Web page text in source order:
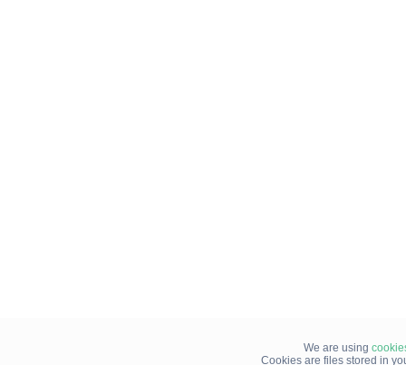
We are using
Cookies are files stored in